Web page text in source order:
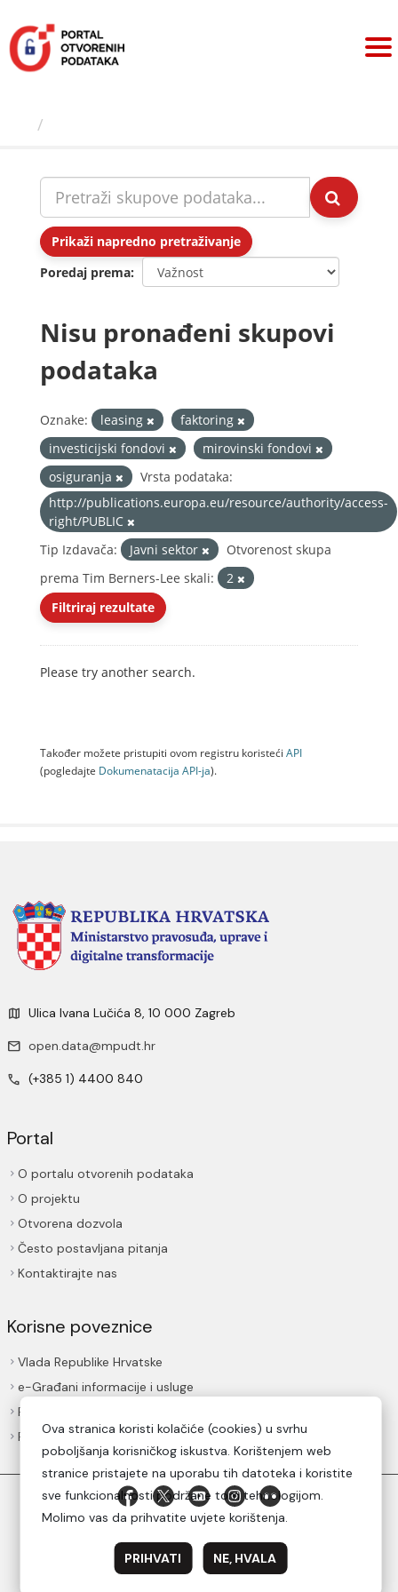
sadržaj
Prikaži napredno pretraživanje
Poredaj prema
Nisu pronađeni skupovi
podataka
Oznake: leasing
faktoring
investicijski fondovi
mirovinski fondovi
osiguranja
Vrsta podataka:
http://publications.europa.eu/resource/authority/access-
right/PUBLIC
Tip Izdavača:
Javni sektor
Otvorenost skupa
prema Tim Berners-Lee skali:
2
Filtriraj rezultate
Please try another search.
Također možete pristupiti ovom registru koristeći API
(pogledajte Dokumenаtаcijа API-jа).